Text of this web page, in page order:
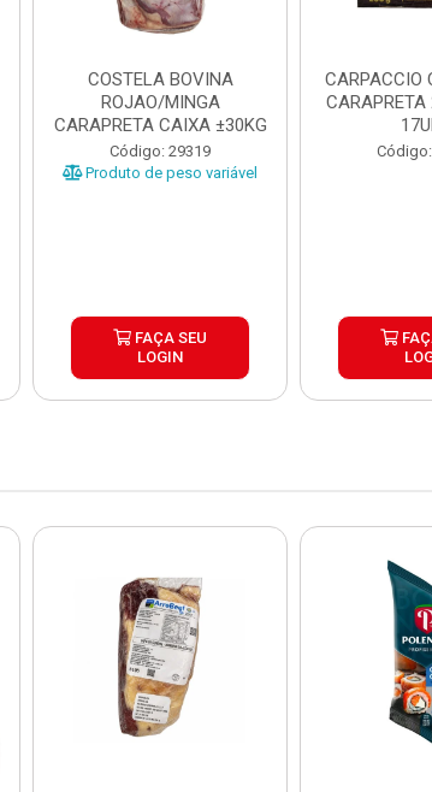
COSTELA BOVINA
ROJAO/MINGA
CARAPRETA CAIXA ±30KG
Código: 29319
Produto de peso variável
FAÇA SEU
LOGIN
CARPACCIO